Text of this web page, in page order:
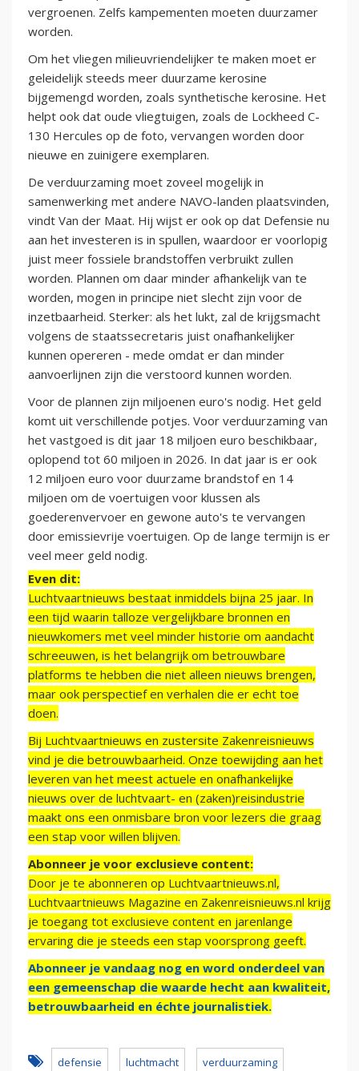
vergroenen. Zelfs kampementen moeten duurzamer
worden.
Om het vliegen milieuvriendelijker te maken moet er
geleidelijk steeds meer duurzame kerosine
bijgemengd worden, zoals synthetische kerosine. Het
helpt ook dat oude vliegtuigen, zoals de Lockheed C-
130 Hercules op de foto, vervangen worden door
nieuwe en zuinigere exemplaren.
De verduurzaming moet zoveel mogelijk in
samenwerking met andere NAVO-landen plaatsvinden,
vindt Van der Maat. Hij wijst er ook op dat Defensie nu
aan het investeren is in spullen, waardoor er voorlopig
juist meer fossiele brandstoffen verbruikt zullen
worden. Plannen om daar minder afhankelijk van te
worden, mogen in principe niet slecht zijn voor de
inzetbaarheid. Sterker: als het lukt, zal de krijgsmacht
volgens de staatssecretaris juist onafhankelijker
kunnen opereren - mede omdat er dan minder
aanvoerlijnen zijn die verstoord kunnen worden.
Voor de plannen zijn miljoenen euro's nodig. Het geld
komt uit verschillende potjes. Voor verduurzaming van
het vastgoed is dit jaar 18 miljoen euro beschikbaar,
oplopend tot 60 miljoen in 2026. In dat jaar is er ook
12 miljoen euro voor duurzame brandstof en 14
miljoen om de voertuigen voor klussen als
goederenvervoer en gewone auto's te vervangen
door emissievrije voertuigen. Op de lange termijn is er
veel meer geld nodig.
Even dit:
Luchtvaartnieuws bestaat inmiddels bijna 25 jaar. In
een tijd waarin talloze vergelijkbare bronnen en
nieuwkomers met veel minder historie om aandacht
schreeuwen, is het belangrijk om betrouwbare
platforms te hebben die niet alleen nieuws brengen,
maar ook perspectief en verhalen die er echt toe
doen.
Bij Luchtvaartnieuws en zustersite Zakenreisnieuws
vind je die betrouwbaarheid. Onze toewijding aan het
leveren van het meest actuele en onafhankelijke
nieuws over de luchtvaart- en (zaken)reisindustrie
maakt ons een onmisbare bron voor lezers die graag
een stap voor willen blijven.
Abonneer je voor exclusieve content:
Door je te abonneren op Luchtvaartnieuws.nl,
Luchtvaartnieuws Magazine en Zakenreisnieuws.nl krijg
je toegang tot exclusieve content en jarenlange
ervaring die je steeds een stap voorsprong geeft.
Abonneer je vandaag nog en word onderdeel van
een gemeenschap die waarde hecht aan kwaliteit,
betrouwbaarheid en échte journalistiek.
defensie luchtmacht verduurzaming